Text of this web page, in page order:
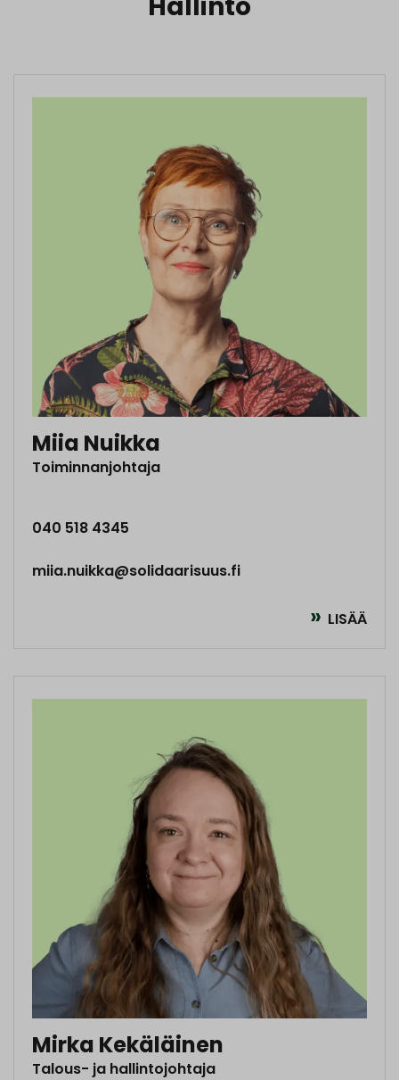
Miia Nuikka
Toiminnanjohtaja
040 518 4345
miia.nuikka@solidaarisuus.fi
LISÄÄ
Mirka Kekäläinen
Talous- ja hallintojohtaja